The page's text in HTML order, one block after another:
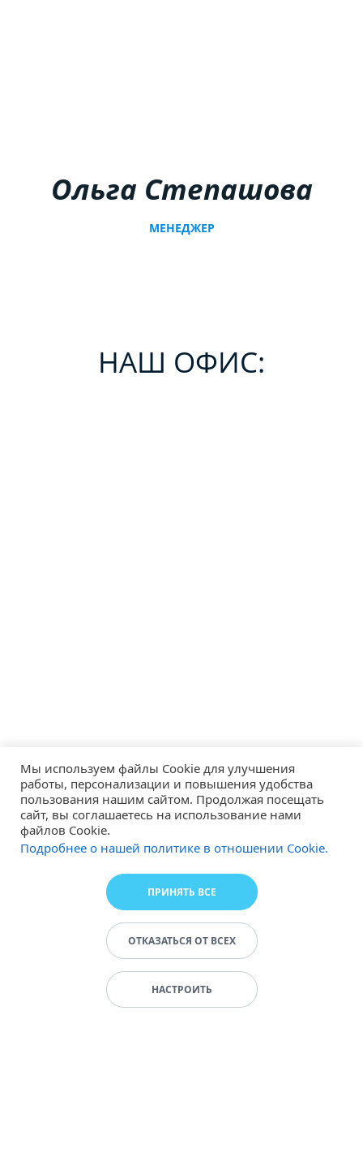
Ольга Степашова
МЕНЕДЖЕР
НАШ ОФИС:
Мы используем файлы Cookie для улучшения
работы, персонализации и повышения удобства
пользования нашим сайтом. Продолжая посещать
сайт, вы соглашаетесь на использование нами
файлов Cookie.
Подробнее о нашей политике в отношении Cookie.
ПРИНЯТЬ ВСЕ
ОТКАЗАТЬСЯ ОТ ВСЕХ
НАСТРОИТЬ